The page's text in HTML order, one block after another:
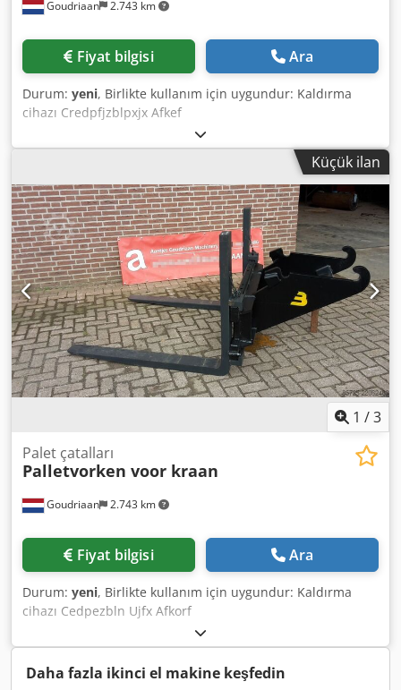
Goudriaan 2.743 km
Fiyat bilgisi Ara
Durum: yeni, Birlikte kullanım için uygundur: Kaldırma
cihazı Credpfjzblpxjx Afkef
Küçük ilan
1 /3
Goudriaan 2.743 km
Palet çatalları
Palletvorken voor kraan
Fiyat bilgisi Ara
Durum: yeni, Birlikte kullanım için uygundur: Kaldırma
cihazı Cedpezbln Ujfx Afkorf
Daha fazla ikinci el makine keşfedin